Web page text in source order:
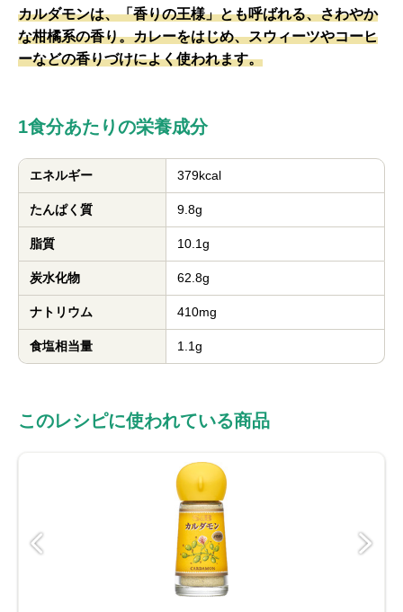
カルダモンは、「香りの王様」とも呼ばれる、さわやか
な柑橘系の香り。カレーをはじめ、スウィーツやコーヒ
ーなどの香りづけによく使われます。
1食分あたりの栄養成分
エネルギー 379kcal
たんぱく質 9.8g
脂質 10.1g
炭水化物 62.8g
ナトリウム 410mg
食塩相当量 1.1g
このレシピに使われている商品